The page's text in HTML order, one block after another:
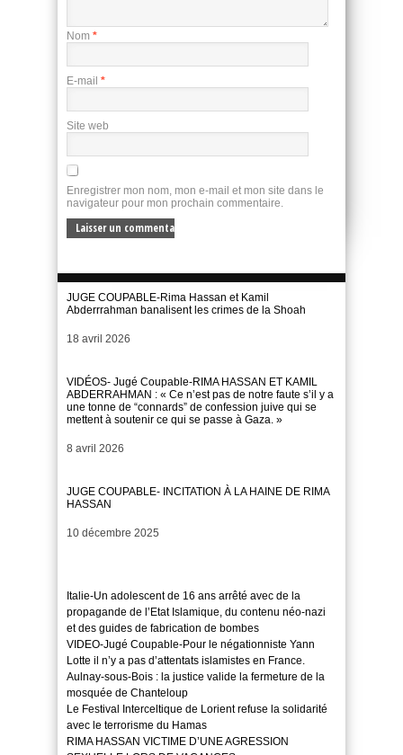
Nom *
E-mail *
Site web
Enregistrer mon nom, mon e-mail et mon site dans le
navigateur pour mon prochain commentaire.
JUGE COUPABLE-Rima Hassan et Kamil
Abderrrahman banalisent les crimes de la Shoah
Date
18 avril 2026
VIDÉOS- Jugé Coupable-RIMA HASSAN ET KAMIL
ABDERRAHMAN : « Ce n’est pas de notre faute s’il y a
une tonne de “connards” de confession juive qui se
mettent à soutenir ce qui se passe à Gaza. »
Date
8 avril 2026
JUGE COUPABLE- INCITATION À LA HAINE DE RIMA
HASSAN
Date
10 décembre 2025
Italie-Un adolescent de 16 ans arrêté avec de la
propagande de l’Etat Islamique, du contenu néo-nazi
et des guides de fabrication de bombes
VIDEO-Jugé Coupable-Pour le négationniste Yann
Lotte il n’y a pas d’attentats islamistes en France.
Aulnay-sous-Bois : la justice valide la fermeture de la
mosquée de Chanteloup
Le Festival Interceltique de Lorient refuse la solidarité
avec le terrorisme du Hamas
RIMA HASSAN VICTIME D’UNE AGRESSION